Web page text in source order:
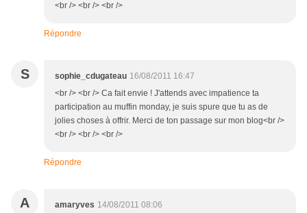
<br /> <br /> <br />
Répondre
S sophie_cdugateau 16/08/2011 16:47
<br /> <br /> Ca fait envie ! J'attends avec impatience ta
participation au muffin monday, je suis spure que tu as de
jolies choses à offrir. Merci de ton passage sur mon blog<br />
<br /> <br /> <br />
Répondre
A amaryves 14/08/2011 08:06